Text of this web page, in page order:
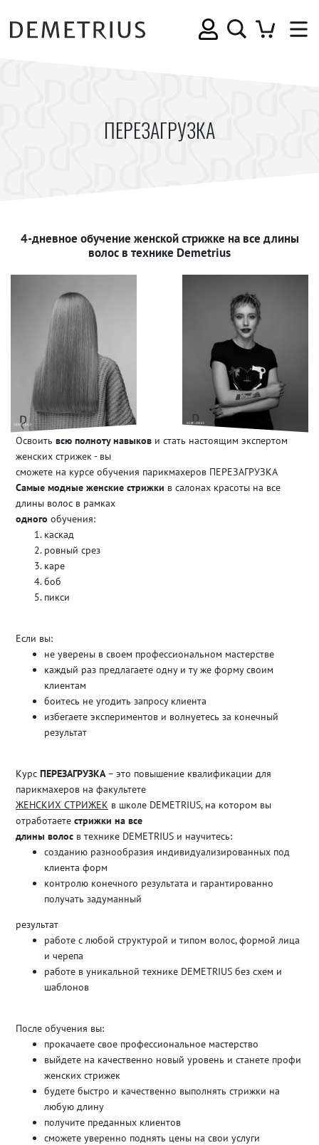
ПЕРЕЗАГРУЗКА
4-дневное обучение женской стрижке на все длины
волос в технике Demetrius
Освоить всю полноту навыков и стать настоящим экспертом
женских стрижек - вы
сможете на курсе обучения парикмахеров ПЕРЕЗАГРУЗКА
Самые модные женские стрижки в салонах красоты на все
длины волос в рамках
одного обучения:
каскад
ровный срез
каре
боб
пикси
Если вы:
не уверены в своем профессиональном мастерстве
каждый раз предлагаете одну и ту же форму своим
клиентам
боитесь не угодить запросу клиента
избегаете экспериментов и волнуетесь за конечный
результат
Курс ПЕРЕЗАГРУЗКА – это повышение квалификации для
парикмахеров на факультете
ЖЕНСКИХ СТРИЖЕК в школе DEMETRIUS, на котором вы
отработаете стрижки на все
длины волос в технике DEMETRIUS и научитесь:
созданию разнообразия индивидуализированных под
клиента форм
контролю конечного результата и гарантированно
получать задуманный
результат
работе с любой структурой и типом волос, формой лица
и черепа
работе в уникальной технике DEMETRIUS без схем и
шаблонов
После обучения вы:
прокачаете свое профессиональное мастерство
выйдете на качественно новый уровень и станете профи
женских стрижек
будете быстро и качественно выполнять стрижки на
любую длину
получите преданных клиентов
сможете уверенно поднять цены на свои услуги